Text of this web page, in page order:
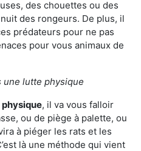
des chouettes ou des
des rongeurs. De plus, il
prédateurs pour ne pas
pour vous animaux de
une lutte physique
, il va vous falloir
ou de piège à palette, ou
à piéger les rats et les
là une méthode qui vient